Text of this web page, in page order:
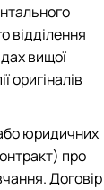
відділення
вищої
оригіналів
юридичних
про
Договір